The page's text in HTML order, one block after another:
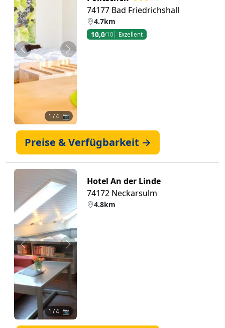
Zurück Weiter
1 / 4 📷
74177 Bad Friedrichshall
4.7km
10,0/10 Exzellent
Preise & Verfügbarkeit →
Zurück Weiter
1 / 4 📷
Hotel An der Linde
74172 Neckarsulm
4.8km